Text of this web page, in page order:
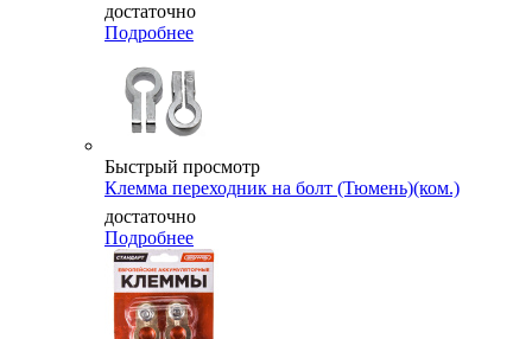
достаточно
Подробнее
Быстрый просмотр
Клемма переходник на болт (Тюмень)(ком.)
достаточно
Подробнее